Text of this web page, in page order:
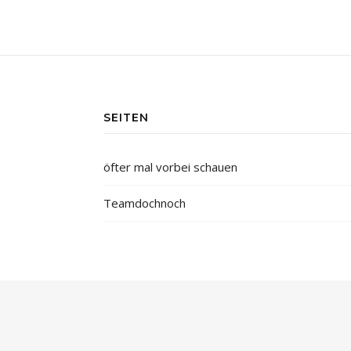
SEITEN
öfter mal vorbei schauen
Teamdochnoch